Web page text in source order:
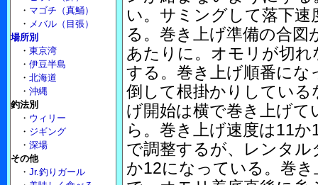
い。サミングして落下
る。巻き上げ準備の合
あたりに。オモリが切
する。巻き上げ順番に
倒して根掛かりしてい
げ開始は横で巻き上げ
ら。巻き上げ速度は11
で調整するが、レンタ
か12になっている。巻
・ マゴチ（真鯒）
・ メバル（目張）
場所別
・ 東京湾
・ 伊豆半島
・ 北海道
・ 沖縄
釣法別
・ ウィリー
・ ジギング
・ 深場
その他
・ Jr.釣りガール